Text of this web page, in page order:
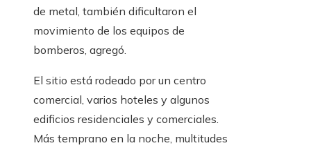
de metal, también dificultaron el
movimiento de los equipos de
bomberos, agregó.
El sitio está rodeado por un centro
comercial, varios hoteles y algunos
edificios residenciales y comerciales.
Más temprano en la noche, multitudes